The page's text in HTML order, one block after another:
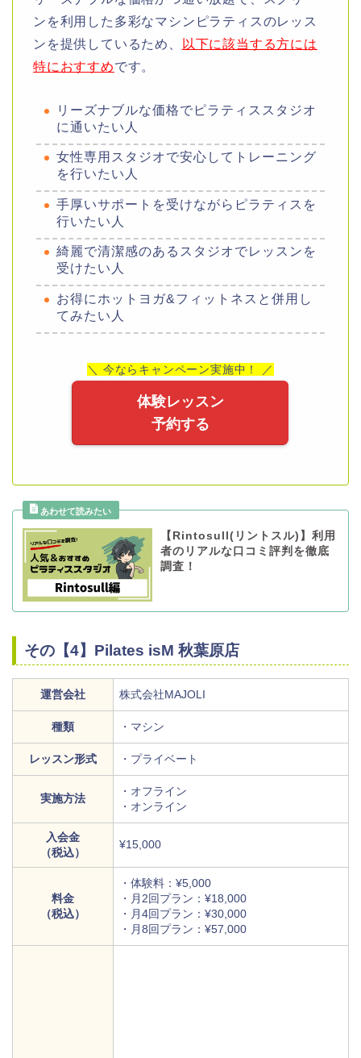
ンを利用した多彩なマシンピラティスのレッス
ンを提供しているため、
以下に該当する方には
特におすすめです。
リーズナブルな価格でピラティススタジオ
に通いたい人
女性専用スタジオで安心してトレーニング
を行いたい人
手厚いサポートを受けながらピラティスを
行いたい人
綺麗で清潔感のあるスタジオでレッスンを
受けたい人
お得にホットヨガ&フィットネスと併用し
てみたい人
＼ 今ならキャンペーン実施中！ ／
体験レッスン
予約する
【Rintosull(リントスル)】利用
者のリアルな口コミ評判を徹底
調査！
その【4】Pilates isM 秋葉原店
運営会社 株式会社MAJOLI
種類 ・マシン
レッスン形式 ・プライベート
実施方法
・オフライン
・オンライン
入会金
（税込）
¥15,000
料金
（税込）
・体験料：¥5,000
・月2回プラン：¥18,000
・月4回プラン：¥30,000
・月8回プラン：¥57,000